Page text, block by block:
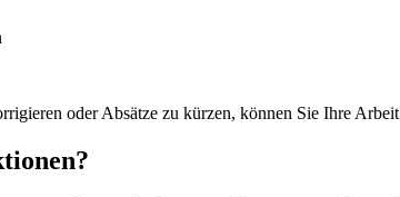
oder Absätze zu kürzen, können Sie Ihre